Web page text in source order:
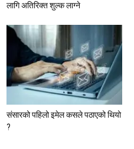
लागि अतिरिक्त शुल्क लाग्ने
संसारको पहिलो इमेल कसले पठाएको थियो
?